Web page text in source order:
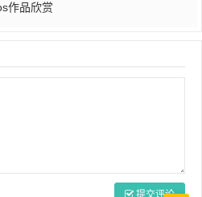
作品欣赏